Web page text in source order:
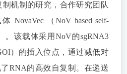
机制的研究，合作研究团队
NovaVec （NoV based self-
。该载体采用NoV的sgRNA3
）的插入位点，通过减低对
RNA的高效自复制。在递送